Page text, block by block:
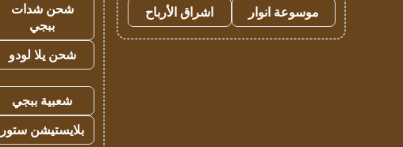
موسوعة انوار
اشراق الأرباح
شحن شدات
ببجي
شحن يلا لودو
شعبية ببجي
بلايستيشن ستور